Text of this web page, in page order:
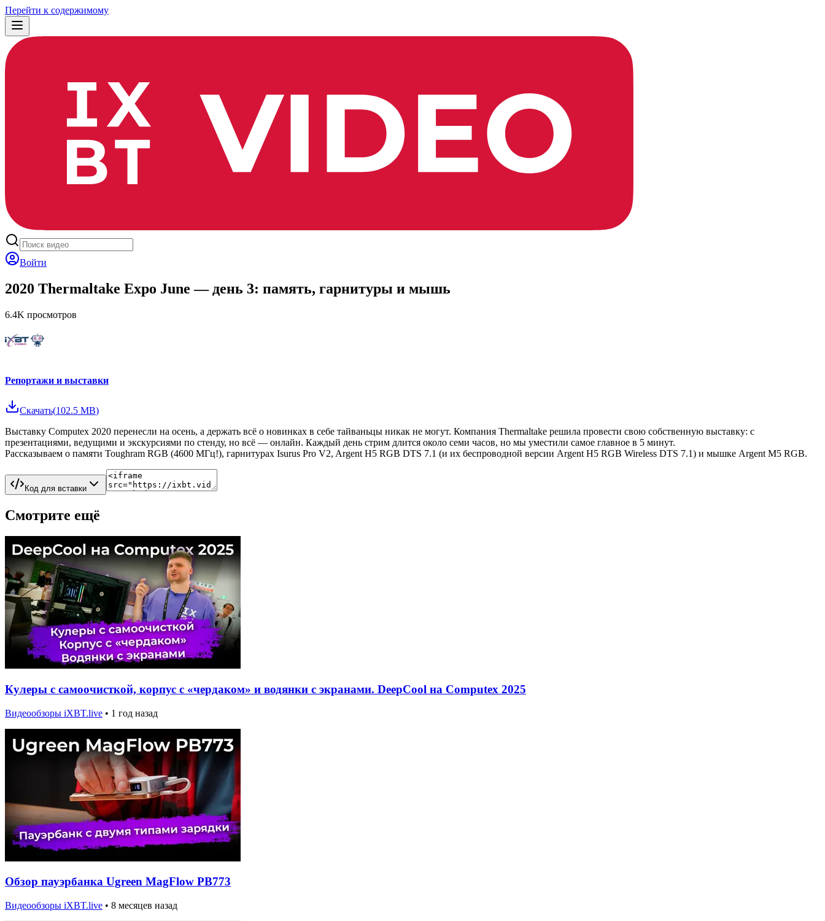
Перейти к содержимому
Войти
2020 Thermaltake Expo June — день 3: память, гарнитуры и мышь
6.4K просмотров
Репортажи и выставки
Скачать(102.5 MB)
Выставку Computex 2020 перенесли на осень, а держать всё о новинках в себе тайваньцы никак не могут. Компания Thermaltake решила провести свою собственную выставку: с
презентациями, ведущими и экскурсиями по стенду, но всё — онлайн. Каждый день стрим длится около семи часов, но мы уместили самое главное в 5 минут.
Рассказываем о памяти Toughram RGB (4600 МГц!), гарнитурах Isurus Pro V2, Argent H5 RGB DTS 7.1 (и их беспроводной версии Argent H5 RGB Wireless DTS 7.1) и мышке Argent M5 RGB.
Код для вставки
Смотрите ещё
Кулеры с самоочисткой, корпус с «чердаком» и водянки с экранами. DeepCool на Computex 2025
Видеообзоры iXBT.live • 1 год назад
Обзор пауэрбанка Ugreen MagFlow PB773
Видеообзоры iXBT.live • 8 месяцев назад